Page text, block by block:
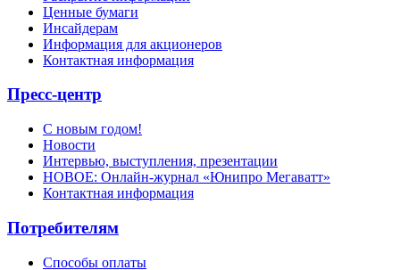
Ценные бумаги
Инсайдерам
Информация для акционеров
Контактная информация
Пресс-центр
С новым годом!
Новости
Интервью, выступления, презентации
НОВОЕ: Онлайн-журнал «Юнипро Мегаватт»
Контактная информация
Потребителям
Способы оплаты